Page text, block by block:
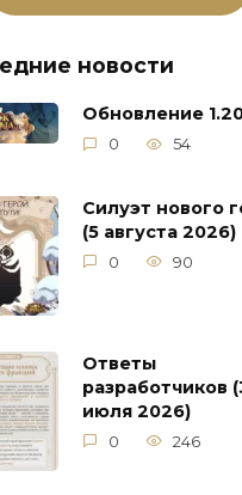
новости
Обновление
0 54
Силуэт нового
(5 августа 2026)
0 90
Ответы
разработчиков
июля 2026)
0 246